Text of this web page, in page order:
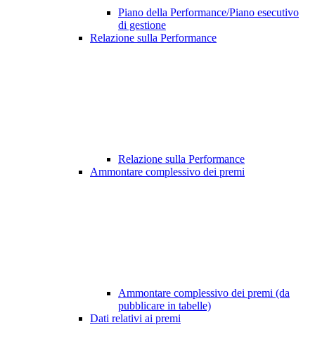
Piano della Performance/Piano esecutivo
di gestione
Relazione sulla Performance
Relazione sulla Performance
Ammontare complessivo dei premi
Ammontare complessivo dei premi (da
pubblicare in tabelle)
Dati relativi ai premi